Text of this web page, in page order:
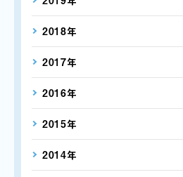
2018年
2017年
2016年
2015年
2014年